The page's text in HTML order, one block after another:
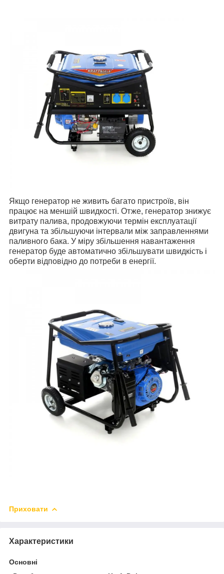
Якщо генератор не живить багато пристроїв, він
працює на меншій швидкості. Отже, генератор знижує
витрату палива, продовжуючи термін експлуатації
двигуна та збільшуючи інтервали між заправленнями
паливного бака. У міру збільшення навантаження
генератор буде автоматично збільшувати швидкість і
оберти відповідно до потреби в енергії.
Приховати
Характеристики
Основні